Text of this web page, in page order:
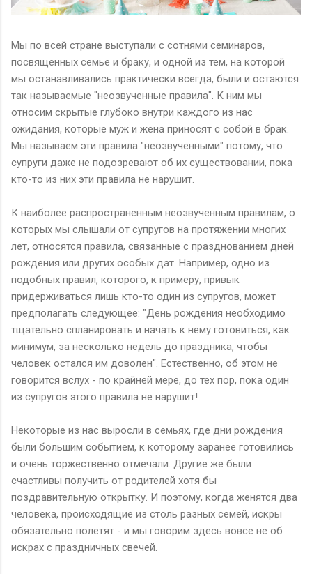
Мы по всей стране выступали с сотнями семинаров,
посвященных семье и браку, и одной из тем, на которой
мы останавливались практически всегда, были и остаются
так называемые "неозвученные правила". К ним мы
относим скрытые глубоко внутри каждого из нас
ожидания, которые муж и жена приносят с собой в брак.
Мы называем эти правила "неозвученными" потому, что
супруги даже не подозревают об их существовании, пока
кто-то из них эти правила не нарушит.
К наиболее распространенным неозвученным правилам, о
которых мы слышали от супругов на протяжении многих
лет, относятся правила, связанные с празднованием дней
рождения или других особых дат. Например, одно из
подобных правил, которого, к примеру, привык
придерживаться лишь кто-то один из супругов, может
предполагать следующее: "День рождения необходимо
тщательно спланировать и начать к нему готовиться, как
минимум, за несколько недель до праздника, чтобы
человек остался им доволен". Естественно, об этом не
говорится вслух - по крайней мере, до тех пор, пока один
из супругов этого правила не нарушит!
Некоторые из нас выросли в семьях, где дни рождения
были большим событием, к которому заранее готовились
и очень торжественно отмечали. Другие же были
счастливы получить от родителей хотя бы
поздравительную открытку. И поэтому, когда женятся два
человека, происходящие из столь разных семей, искры
обязательно полетят - и мы говорим здесь вовсе не об
искрах с праздничных свечей.